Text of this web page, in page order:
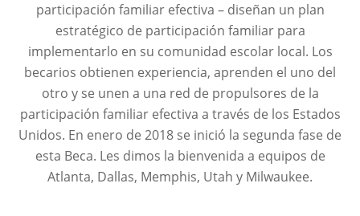
participación familiar efectiva – diseñan un plan
estratégico de participación familiar para
implementarlo en su comunidad escolar local. Los
becarios obtienen experiencia, aprenden el uno del
otro y se unen a una red de propulsores de la
participación familiar efectiva a través de los Estados
Unidos. En enero de 2018 se inició la segunda fase de
esta Beca. Les dimos la bienvenida a equipos de
Atlanta, Dallas, Memphis, Utah y Milwaukee.